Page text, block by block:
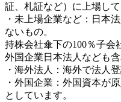
証、札証など）に上場して
・未上場企業など：日本
ないもの。
持株会社傘下の100％子会
外国企業日本法人なども含
・海外法人：海外で法人
・外国企業：外国資本が
としています。